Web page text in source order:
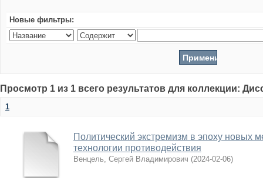
Новые фильтры:
Просмотр 1 из 1 всего результатов для коллекции:
1
Политический экстремизм в эпоху новых
технологии противодействия
Венцель, Сергей Владимирович (2024-02-06)